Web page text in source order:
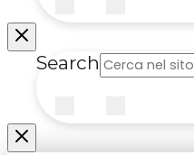
Search